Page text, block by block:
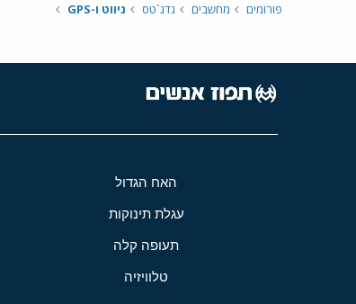
פורומים מחשבים גדג`טס ניווט ו-GPS
האח הגדול
עגלת תינוקות
תעופה קלה
טלוויזיה